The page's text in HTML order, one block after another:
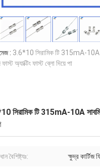
: 3.6*10 সিরামিক টি 315mA-10A
অ্যাক্টিং ফাস্ট ব্লো দিয়ে পা
সিরামিক টি 315mA-10A
বৈশিষ্ট্যঃ: ক্ষুদ্র